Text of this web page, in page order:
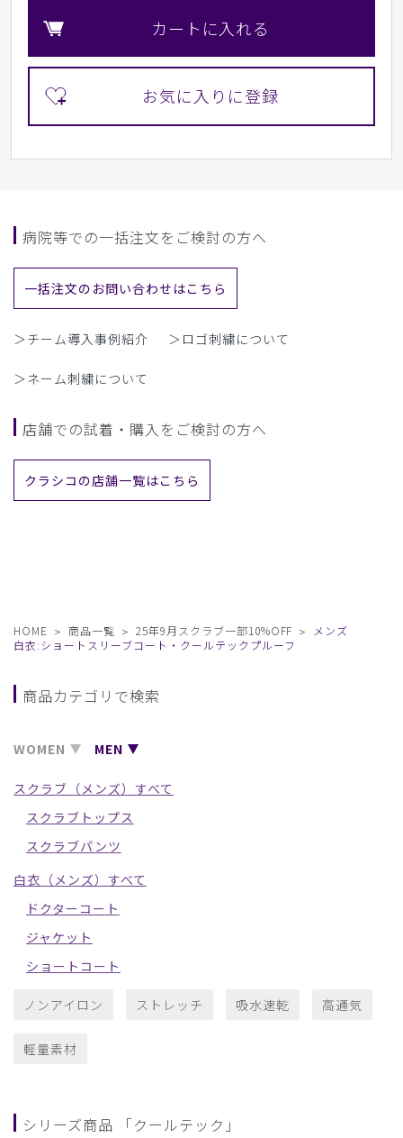
カートに入れる
病院等での一括注文をご検討の方へ
一括注文のお問い合わせはこちら
＞チーム導入事例紹介 ＞ロゴ刺繍について
＞ネーム刺繍について
店舗での試着・購入をご検討の方へ
クラシコの店舗一覧はこちら
HOME 商品一覧 25年9月スクラブ一部10%OFF
メンズ
白衣:ショートスリーブコート・クールテックプルーフ
商品カテゴリで検索
WOMEN MEN
スクラブ（メンズ）すべて
スクラブトップス
スクラブパンツ
白衣（メンズ）すべて
ドクターコート
ジャケット
ショートコート
ノンアイロン ストレッチ 吸水速乾 高通気
軽量素材
シリーズ商品 「クールテック」